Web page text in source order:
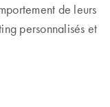
de leurs
personnalisés et